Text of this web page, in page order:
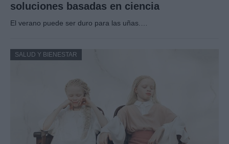
soluciones basadas en ciencia
El verano puede ser duro para las uñas.…
SALUD Y BIENESTAR